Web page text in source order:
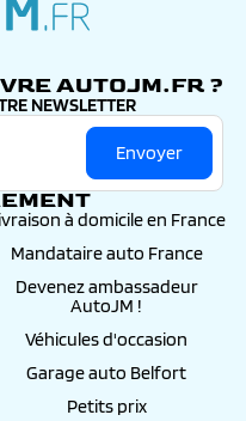
AUTOJM.FR ?
NEWSLETTER
Envoyer
à domicile en France
Mandataire auto France
Devenez ambassadeur
AutoJM !
Véhicules d'occasion
Garage auto Belfort
Petits prix